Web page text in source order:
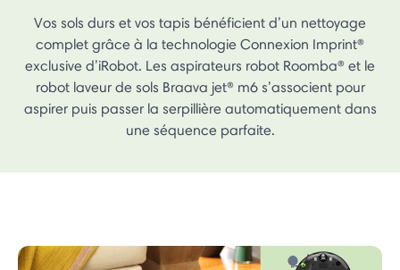
Vos sols durs et vos tapis bénéficient d’un nettoyage
complet grâce à la technologie Connexion Imprint®
exclusive d’iRobot. Les aspirateurs robot Roomba® et le
robot laveur de sols Braava jet® m6 s’associent pour
aspirer puis passer la serpillière automatiquement dans
une séquence parfaite.